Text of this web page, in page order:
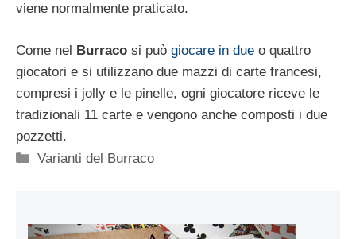
viene normalmente praticato.
Come nel Burraco si può giocare in due o quattro
giocatori e si utilizzano due mazzi di carte francesi,
compresi i jolly e le pinelle, ogni giocatore riceve le
tradizionali 11 carte e vengono anche composti i due
pozzetti.
Categorie
Varianti del Burraco